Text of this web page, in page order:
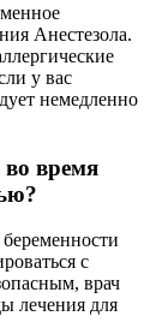
Анестезола.
у вас
немедленно
время
с
врач
лечения для